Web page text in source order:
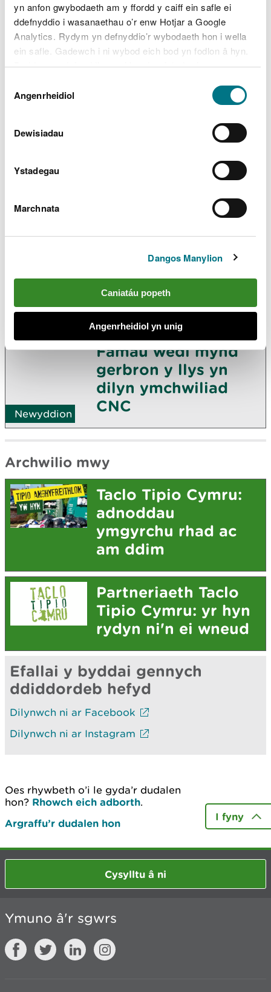
yn anfon gwybodaeth am y ffordd y caiff ein safle ei
ddefnyddio i wasanaethau o’r enw Hotjar a Google
Analytics. Rydym yn defnyddio’r wybodaeth hon i wella
ein safle. Gadewch i ni wybod eich bod yn fodlon â hyn.
Byddwn yn defnyddio cwci i gadw eich dewis.
Gellirdarllen mwy am ein cwcis cyn i chi ddewis.
Caniatâd
Angenrheidiol
Dewisiadau
Ystadegau
Marchnata
Dangos Manylion
Caniatáu popeth
Angenrheidiol yn unig
Nifer yr achosion o
dipio
anghyfreithlon yn
gyrraedd eu lefel
Dedfrydu dynion am
ddympio gwastraff
ar dir fferm yng
Newyddion
Tipwyr
anghyfreithlon Moel
Famau wedi mynd
gerbron y llys yn
dilyn ymchwiliad
CNC
Newyddion
Archwilio mwy
Taclo Tipio Cymru:
adnoddau
ymgyrchu rhad ac
am ddim
Partneriaeth Taclo
Tipio Cymru: yr hyn
rydyn ni'n ei wneud
Efallai y byddai gennych
ddiddordeb hefyd
Dilynwch ni ar Facebook
Dilynwch ni ar Instagram
Oes rhywbeth o’i le gyda’r dudalen
hon? Rhowch eich adborth.
Argraffu’r dudalen hon
I fyny
Cysylltu â ni
Ymuno â'r sgwrs